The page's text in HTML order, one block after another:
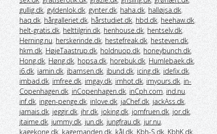
gullig.dk, gyldenlok.dk, gynter.dk, haha.dk, halløjsa.dk,
haq.dk, hårgalleriet.dk, hårstudiet.dk, hbd.dk, heehaw.dk,
helt-gratis.dk, helttilgrin.dk, henhouse.dk, hentselv.dk,
Herning.nu, herskerinde.dk, hestefreak.dk, hesteven.dk,
hkm.dk, HøjeTaastrup.dk, holdnuop.dk, honeybunch.dk,
Hong.dk, Høng.dk, hopsa.dk, horebuk.dk, Humlebaek.dk,
i6.dk, iamin.dk, ibamsen.dk, ibund.dk, icing.dk, idefix.dk,
imbad.dk, imfree.dk, imgay.dk, imhot.dk, imyours.dk, in-
Copenhagen.dk, inCopenhagen.dk, inCph.com, ind.nu,
inf.dk, ingen-penge.dk, inlove.dk, jaChef.dk, jackAss.dk,
jamais.dk, jeggir.dk, jhr.dk, joking.dk, jomfruen.dk, jor.dk,
jtaime.dk, jummy.dk, jun.dk, jungfrau.dk, jur.nu,
kagekone.dk, kagemanden.dk, kål.dk, Kbh-S.dk, KbhK.dk,